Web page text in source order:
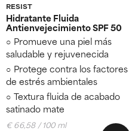
RESIST
Hidratante Fluida
Antienvejecimiento SPF 50
Promueve una piel más
saludable y rejuvenecida
Protege contra los factores
de estrés ambientales
Textura fluida de acabado
satinado mate
€ 66,58 / 100 ml